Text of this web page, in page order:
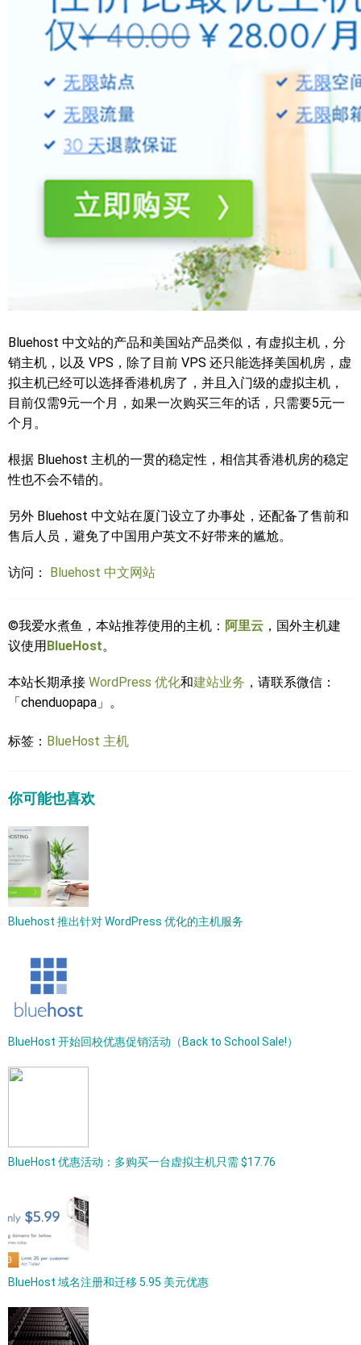
Bluehost 中文站的产品和美国站产品类似，有虚拟主机，分
销主机，以及 VPS，除了目前 VPS 还只能选择美国机房，虚
拟主机已经可以选择香港机房了，并且入门级的虚拟主机，
目前仅需9元一个月，如果一次购买三年的话，只需要5元一
个月。
根据 Bluehost 主机的一贯的稳定性，相信其香港机房的稳定
性也不会不错的。
另外 Bluehost 中文站在厦门设立了办事处，还配备了售前和
售后人员，避免了中国用户英文不好带来的尴尬。
访问： Bluehost 中文网站
©我爱水煮鱼，本站推荐使用的主机： 阿里云 ，国外主机建
议使用BlueHost。
本站长期承接 WordPress 优化和建站业务 ，请联系微信：
「chenduopapa」。
标签： BlueHost 主机
你可能也喜欢
Bluehost 推出针对 WordPress 优化的主机服务
BlueHost 开始回校优惠促销活动（Back to School Sale!）
BlueHost 优惠活动：多购买一台虚拟主机只需 $17.76
BlueHost 域名注册和迁移 5.95 美元优惠